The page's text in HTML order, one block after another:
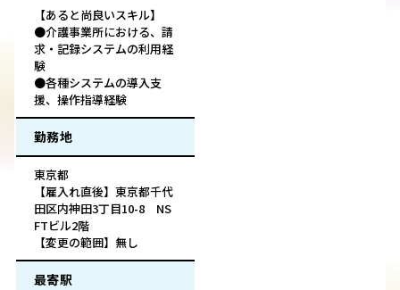
【あると尚良いスキル】
●介護事業所における、請
求・記録システムの利用経
験
●各種システムの導入支
援、操作指導経験
勤務地
東京都
【雇入れ直後】東京都千代
田区内神田3丁目10-8 NS
FTビル2階
【変更の範囲】無し
最寄駅